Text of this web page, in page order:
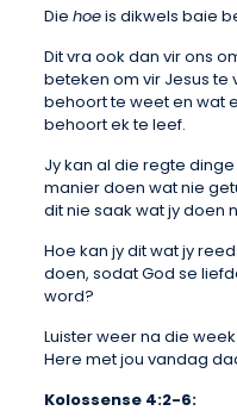
Die hoeis dikwels baie
Dit vra ook dan vir ons
beteken om vir Jesus te
behoort te weet en wat
behoort ek te leef.
Jy kan al die regte
manier doen wat nie
dit nie saak wat jy doen
Hoe kan jy dit wat jy
doen, sodat God se
word?
Luister weer na die
Here met jou vandag
Kolossense 4:2-6: